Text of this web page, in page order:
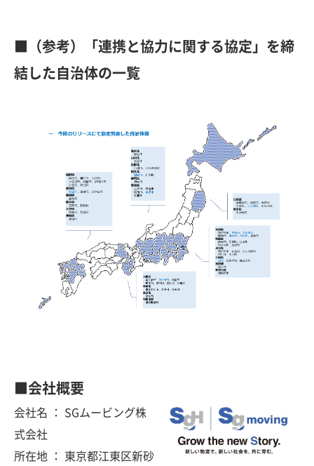
■（参考）「連携と協力に関する協定」を締
結した自治体の一覧
■会社概要
会社名 ： SGムービング株
式会社
所在地 ： 東京都江東区新砂